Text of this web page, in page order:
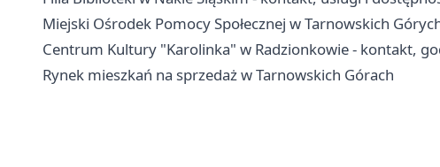
Miejski Ośrodek Pomocy Społecznej w Tarnowskich
Centrum Kultury "Karolinka" w Radzionkowie - kontakt,
Rynek mieszkań na sprzedaż w Tarnowskich Górach